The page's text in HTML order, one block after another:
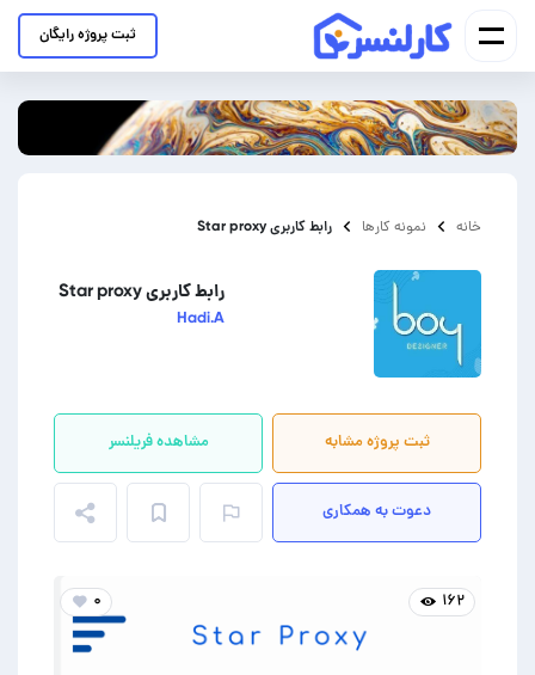
ثبت پروژه رایگان
خانه نمونه کارها رابط کاربری Star proxy
رابط کاربری Star proxy
Hadi.A
ثبت پروژه مشابه
دعوت به همکاری
مشاهده فریلنسر
۱۶۲ ۰